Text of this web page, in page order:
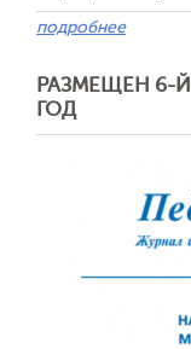
подробнее
РАЗМЕЩЕН 6-
ГОД